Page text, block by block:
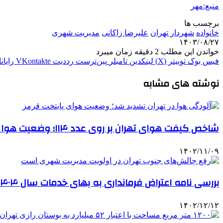
منبع:مهر
برچسب ها
خانواده شهردار تهران علیرضا زاکانی مدیریت شهری
۱۴۰۳/۰۸/۲۷
خواندن این مطلب 2 دقیقه زمان میبرد
فیس بوک توییتر (X) لینکدین ‫تامبلر ‫پین‌ترست ‫رددیت ‫VKontakte
نوشته های مشابه
شاخص کیفت هوای تهران بر روی عدد ۱۱۴؛ وضعیت هوا نارنجی
۱۴۰۲/۱۱/۰۹
بررسی نامه اعتراض فرمانداری به بهای خدمات سال ۱۴۰۴
۱۴۰۲/۱۲/۱۲